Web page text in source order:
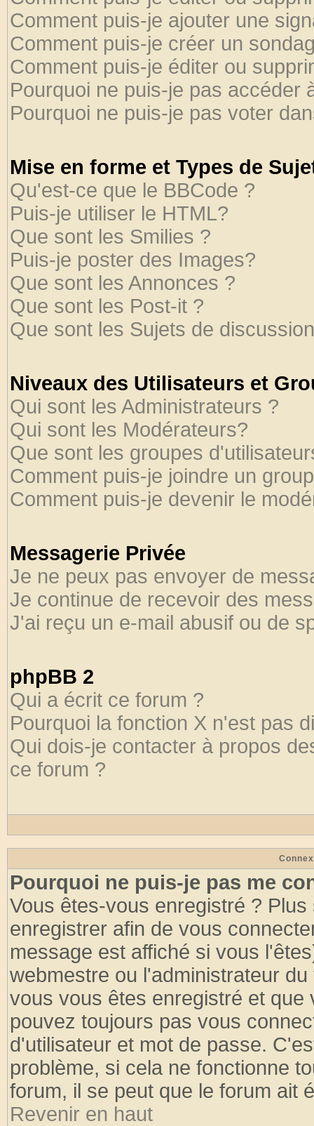
Comment puis-je ajouter une
Comment puis-je créer un
Comment puis-je éditer ou
Pourquoi ne puis-je pas accéder
Pourquoi ne puis-je pas voter
Mise en forme et Types de
Qu'est-ce que le BBCode ?
Puis-je utiliser le HTML?
Que sont les Smilies ?
Puis-je poster des Images?
Que sont les Annonces ?
Que sont les Post-it ?
Que sont les Sujets de
Niveaux des Utilisateurs et
Qui sont les Administrateurs ?
Qui sont les Modérateurs?
Que sont les groupes
Comment puis-je joindre un
Comment puis-je devenir le
Messagerie Privée
Je ne peux pas envoyer de
Je continue de recevoir des
J'ai reçu un e-mail abusif ou de
phpBB 2
Qui a écrit ce forum ?
Pourquoi la fonction X n'est pas
Qui dois-je contacter à propos
ce forum ?
Pourquoi ne puis-je pas me
Vous êtes-vous enregistré ?
enregistrer afin de vous
message est affiché si vous
webmestre ou l'administrateur
vous vous êtes enregistré et
pouvez toujours pas vous
d'utilisateur et mot de passe.
problème, si cela ne fonctionne
forum, il se peut que le forum ait
Revenir en haut